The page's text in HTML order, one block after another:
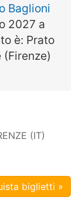
Baglioni
2027 a
è: Prato
(IT)
biglietti »